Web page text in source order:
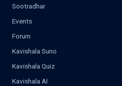
Sootradhar
Events
Forum
Kavishala Suno
Kavishala Quiz
Kavishala AI